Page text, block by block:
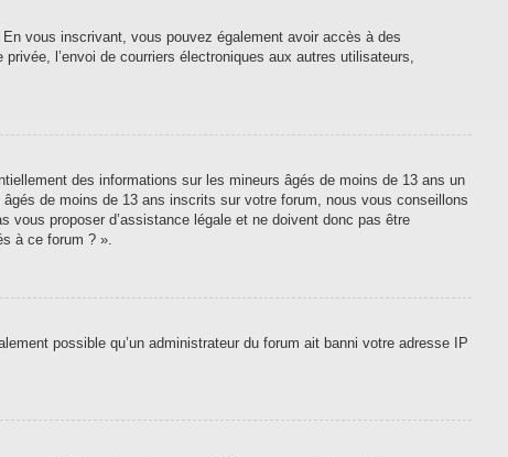
vous inscrivant, vous pouvez également avoir accès à des
l’envoi de courriers électroniques aux autres utilisateurs,
des informations sur les mineurs âgés de moins de 13 ans un
de moins de 13 ans inscrits sur votre forum, nous vous conseillons
vous proposer d’assistance légale et ne doivent donc pas être
à ce forum ? ».
possible qu’un administrateur du forum ait banni votre adresse IP